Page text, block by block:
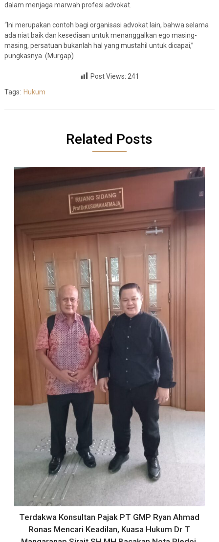
dalam menjaga marwah profesi advokat.
“Ini merupakan contoh bagi organisasi advokat lain, bahwa selama
ada niat baik dan kesediaan untuk menanggalkan ego masing-
masing, persatuan bukanlah hal yang mustahil untuk dicapai,”
pungkasnya. (Murgap)
Post Views: 241
Tags: Hukum
Related Posts
Terdakwa Konsultan Pajak PT GMP Ryan Ahmad
Ronas Mencari Keadilan, Kuasa Hukum Dr T